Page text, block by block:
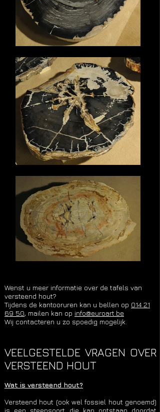
Wenst u meer informatie over de tafels van
versteend hout?
Tijdens de kantooruren kan u bellen op 014 21
69 50, mailen kan op info@euroart.be
Wij contacteren u zo spoedig mogelijk.
VEELGESTELDE VRAGEN OVER
VERSTEEND HOUT
Wat is versteend hout?
Versteend hout (ook wel fossiel hout genoemd)
is een steensoort die kan ontstaan doordat